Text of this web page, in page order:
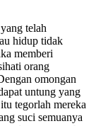
telah
hidup tidak
memberi
orang
omongan
untung yang
tegorlah mereka
suci semuanya